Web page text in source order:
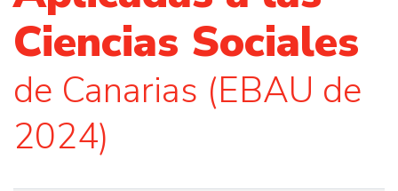
Ciencias Sociales
de Canarias (EBAU de
2024)